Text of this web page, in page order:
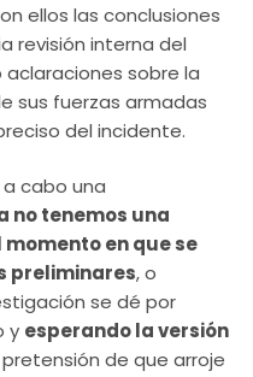
ellos las conclusiones
revisión interna del
sobre la
sus fuerzas armadas
del incidente.
a cabo una
no tenemos una
en que se
preliminares, o
se dé por
y esperando la versión
de que arroje